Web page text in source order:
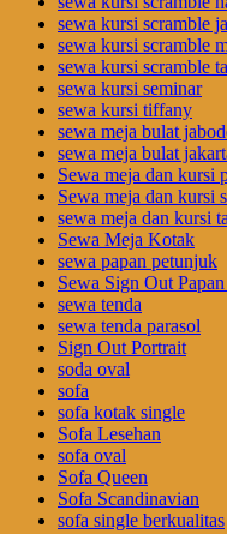
sewa kursi scramble
sewa kursi scramble
sewa kursi scramble
sewa kursi seminar
sewa kursi tiffany
sewa meja bulat
sewa meja bulat
Sewa meja dan kursi
Sewa meja dan kursi
sewa meja dan kursi
Sewa Meja Kotak
sewa papan petunjuk
Sewa Sign Out
sewa tenda
sewa tenda parasol
Sign Out Portrait
soda oval
sofa
sofa kotak single
Sofa Lesehan
sofa oval
Sofa Queen
Sofa Scandinavian
sofa single berkualitas